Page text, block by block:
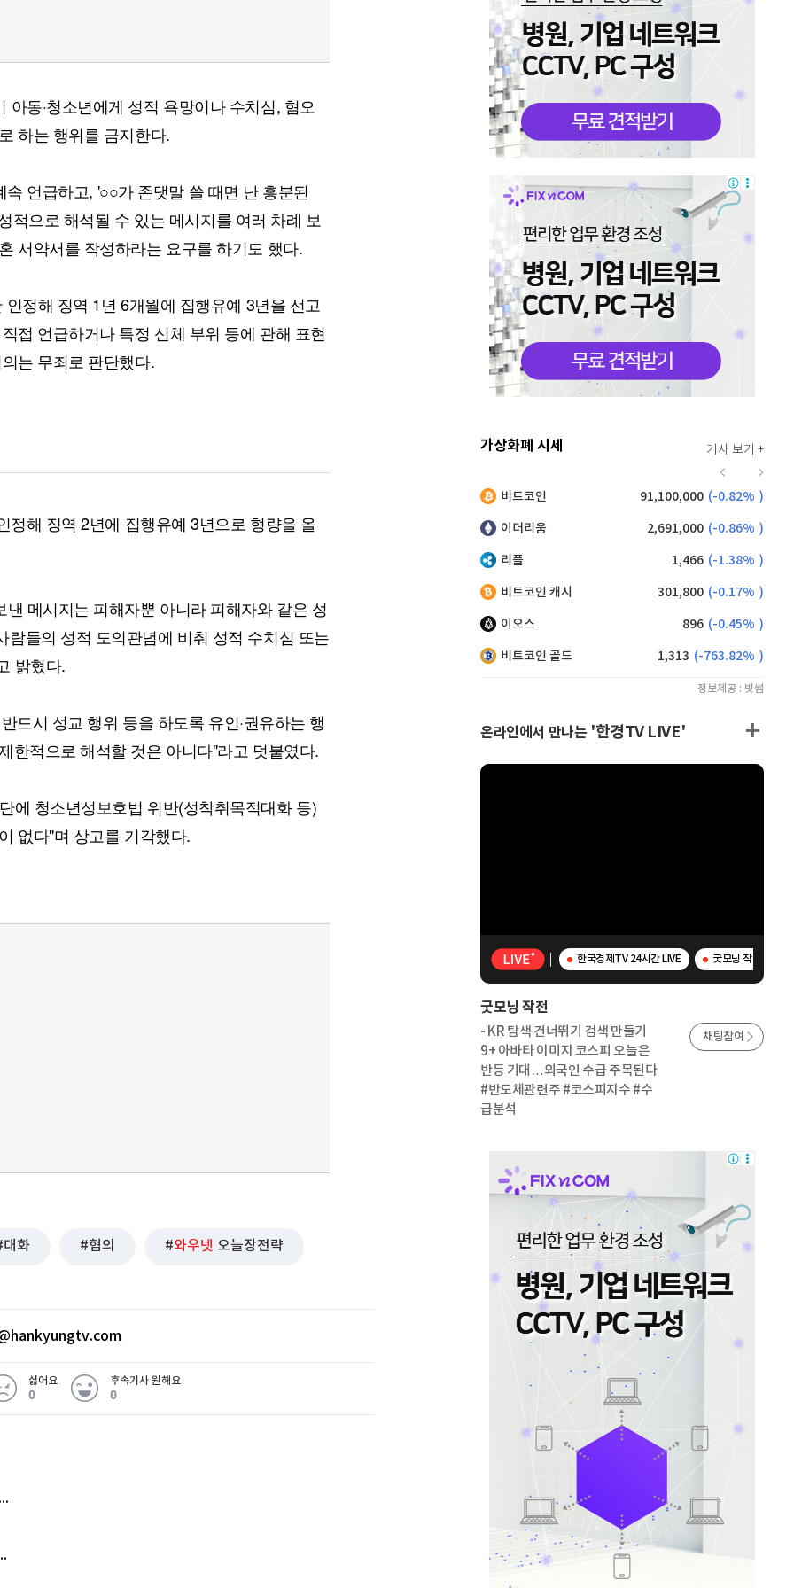
동·청소년에게 성적 욕망이나 수치심, 혐오
하는 행위를 금지한다.
언급하고, '○○가 존댓말 쓸 때면 난 흥분된
적으로 해석될 수 있는 메시지를 여러 차례 보
서약서를 작성하라는 요구를 하기도 했다.
정해 징역 1년 6개월에 집행유예 3년을 선고
접 언급하거나 특정 신체 부위 등에 관해 표현
는 무죄로 판단했다.
정해 징역 2년에 집행유예 3년으로 형량을 올
메시지는 피해자뿐 아니라 피해자와 같은 성
들의 성적 도의관념에 비춰 성적 수치심 또는
밝혔다.
드시 성교 행위 등을 하도록 유인·권유하는 행
한적으로 해석할 것은 아니다"라고 덧붙였다.
에 청소년성보호법 위반(성착취목적대화 등)
없다"며 상고를 기각했다.
대화 혐의 와우넷 오늘장전략
싫어요
0
후속기사 원해요
0
아내 가출하자 성매매女 불러 음주, 아들 살해한 30대
김원훈 주식 1억8천 올인했는데…현실은 '-2,400만원'
가상화폐 시세 기사 보기 +
이더리움 클래식
비트코인 91,100,000 (-0.82% )
이더리움 2,691,000 (-0.86% )
리플 1,466 (-1.38% )
비트코인 캐시 301,800 (-0.17% )
이오스 896 (-0.45% )
비트코인 골드 1,313 (-763.82% )
정보제공 : 빗썸
온라인에서 만나는 '한경TV LIVE'
한국경제TV 24시간 LIVE 굿모닝 작전 - KR
굿모닝 작전
- KR 탐색 건너뛰기 검색 만들기
9+ 아바타 이미지 코스피 오늘은
반등 기대…외국인 수급 주목된다
#반도체관련주 #코스피지수 #수
급분석
채팅참여